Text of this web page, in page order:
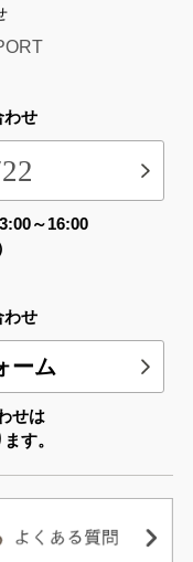
わせ
～16:00
わせ
ーム
せは
す。